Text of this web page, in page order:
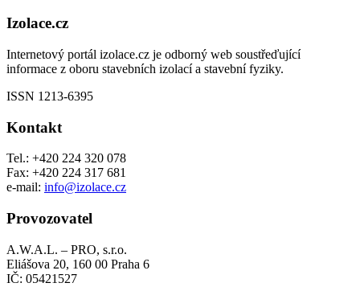
Izolace.cz
Internetový portál izolace.cz je odborný web soustřeďující
informace z oboru stavebních izolací a stavební fyziky.
ISSN 1213-6395
Kontakt
Tel.: +420 224 320 078
Fax: +420 224 317 681
e-mail: info@izolace.cz
Provozovatel
A.W.A.L. – PRO, s.r.o.
Eliášova 20, 160 00 Praha 6
IČ: 05421527